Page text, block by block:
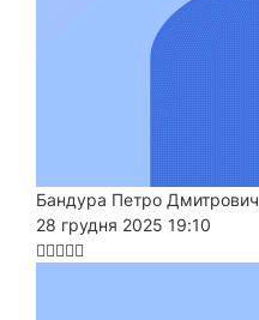
Бандура Петро Дмитрович
28 грудня 2025 19:10